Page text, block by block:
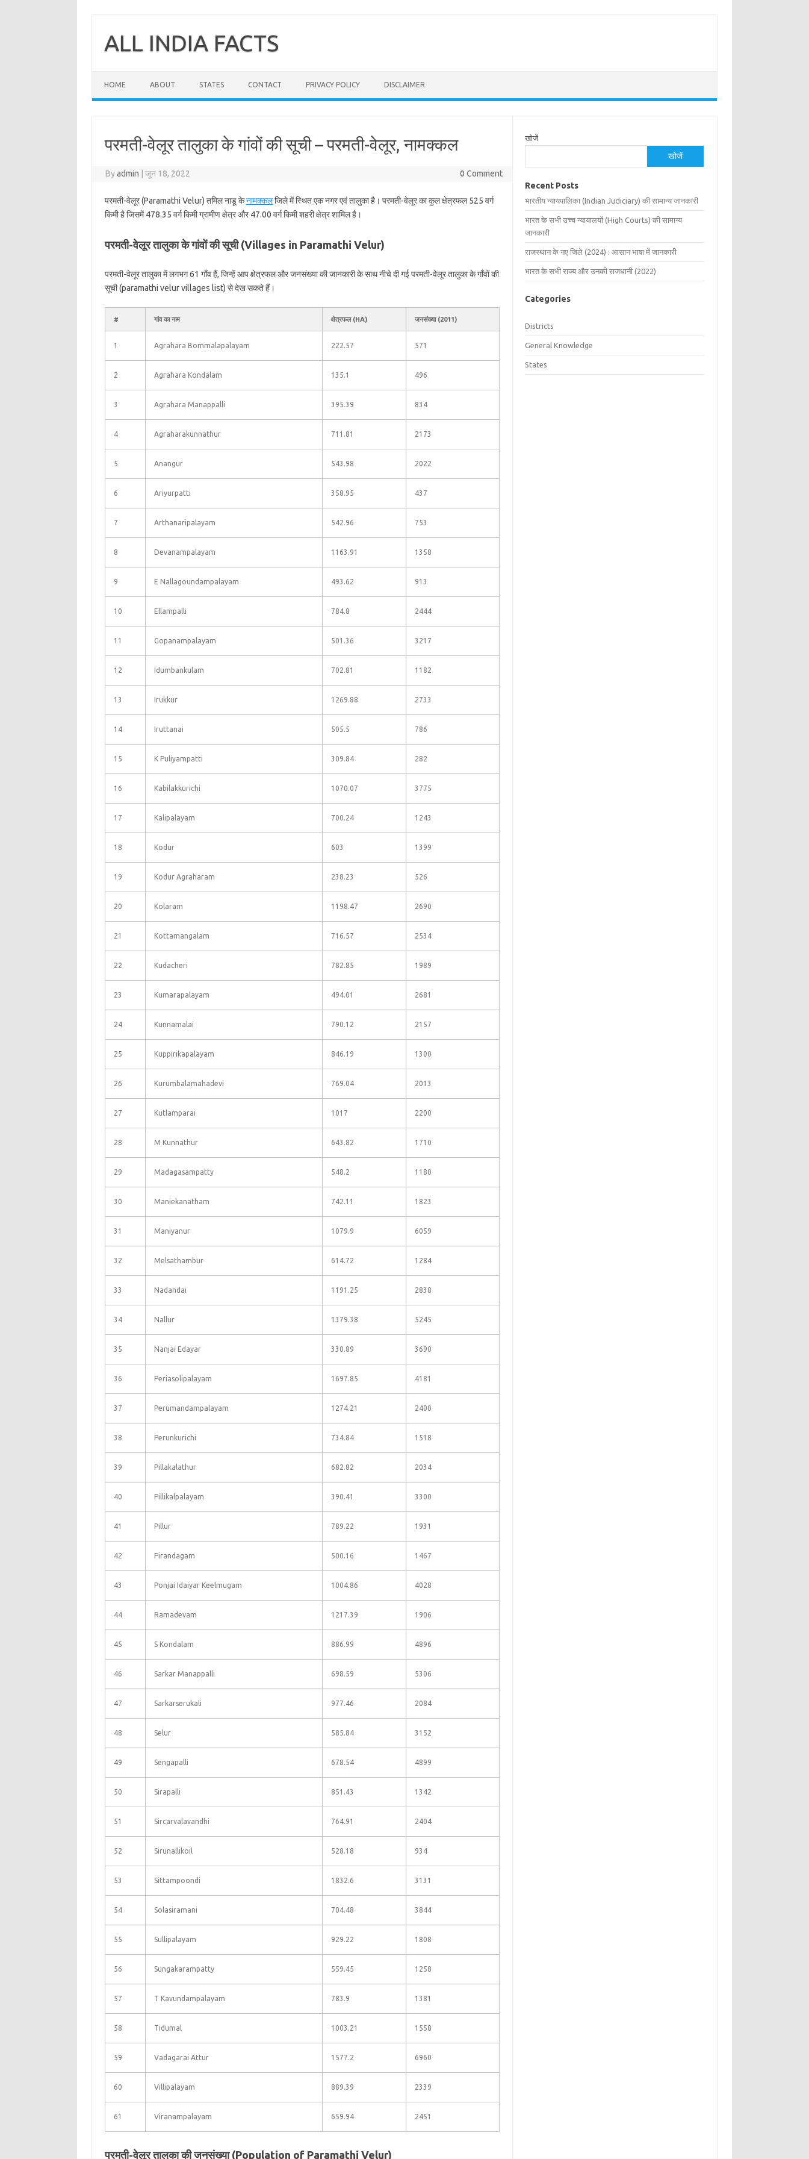
contentALL INDIA FACTS
HOME ABOUT STATES CONTACT PRIVACY POLICY DISCLAIMER
परमती-वेलूर तालुका के गांवों की सूची – परमती-वेलूर, नामक्‍कल
Byadmin जून 18, 2022 0 Comment
परमती-वेलूर (Paramathi Velur) तमिल नाडू केनामक्‍कलजिले में स्थित एक नगर एवं तालुका है। परमती-वेलूर का कुल क्षेत्रफल 525 वर्ग
किमी है जिसमें 478.35 वर्ग किमी ग्रामीण क्षेत्र और 47.00 वर्ग किमी शहरी क्षेत्र शामिल है।
परमती-वेलूर तालुका के गांवों की सूची (Villages in Paramathi Velur)
परमती-वेलूर तालुका में लगभग 61 गाँव हैं, जिन्हें आप क्षेत्रफल और जनसंख्या की जानकारी के साथ नीचे दी गई परमती-वेलूर तालुका के गाँवों की
सूची (paramathi velur villages list) से देख सकते हैं।
# गांव का नाम क्षेत्रफल (HA) जनसंख्या (2011)
1 Agrahara Bommalapalayam 222.57 571
2 Agrahara Kondalam 135.1 496
3 Agrahara Manappalli 395.39 834
4 Agraharakunnathur 711.81 2173
5 Anangur 543.98 2022
6 Ariyurpatti 358.95 437
7 Arthanaripalayam 542.96 753
8 Devanampalayam 1163.91 1358
9 E Nallagoundampalayam 493.62 913
10 Ellampalli 784.8 2444
11 Gopanampalayam 501.36 3217
12 Idumbankulam 702.81 1182
13 Irukkur 1269.88 2733
14 Iruttanai 505.5 786
15 K Puliyampatti 309.84 282
16 Kabilakkurichi 1070.07 3775
17 Kalipalayam 700.24 1243
18 Kodur 603 1399
19 Kodur Agraharam 238.23 526
20 Kolaram 1198.47 2690
21 Kottamangalam 716.57 2534
22 Kudacheri 782.85 1989
23 Kumarapalayam 494.01 2681
24 Kunnamalai 790.12 2157
25 Kuppirikapalayam 846.19 1300
26 Kurumbalamahadevi 769.04 2013
27 Kutlamparai 1017 2200
28 M Kunnathur 643.82 1710
29 Madagasampatty 548.2 1180
30 Maniekanatham 742.11 1823
31 Maniyanur 1079.9 6059
32 Melsathambur 614.72 1284
33 Nadandai 1191.25 2838
34 Nallur 1379.38 5245
35 Nanjai Edayar 330.89 3690
36 Periasolipalayam 1697.85 4181
37 Perumandampalayam 1274.21 2400
38 Perunkurichi 734.84 1518
39 Pillakalathur 682.82 2034
40 Pillikalpalayam 390.41 3300
41 Pillur 789.22 1931
42 Pirandagam 500.16 1467
43 Ponjai Idaiyar Keelmugam 1004.86 4028
44 Ramadevam 1217.39 1906
45 S Kondalam 886.99 4896
46 Sarkar Manappalli 698.59 5306
47 Sarkarserukali 977.46 2084
48 Selur 585.84 3152
49 Sengapalli 678.54 4899
50 Sirapalli 851.43 1342
51 Sircarvalavandhi 764.91 2404
52 Sirunallikoil 528.18 934
53 Sittampoondi 1832.6 3131
54 Solasiramani 704.48 3844
55 Sullipalayam 929.22 1808
56 Sungakarampatty 559.45 1258
57 T Kavundampalayam 783.9 1381
58 Tidumal 1003.21 1558
59 Vadagarai Attur 1577.2 6960
60 Villipalayam 889.39 2339
61 Viranampalayam 659.94 2451
परमती-वेलूर तालुका की जनसंख्या (Population of Paramathi Velur)
खोजें
खोजें
Recent Posts
भारतीय न्यायपालिका (Indian Judiciary) की सामान्य जानकारी
भारत के सभी उच्च न्यायालयों (High Courts) की सामान्य
जानकारी
राजस्थान के नए जिले (2024) : आसान भाषा में जानकारी
भारत के सभी राज्य और उनकी राजधानी (2022)
Categories
Districts
General Knowledge
States